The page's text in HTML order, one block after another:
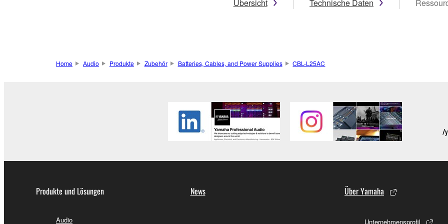
Übersicht Technische Daten
Home Audio Produkte Zubehör Batteries, Cables, and Power Supplies CBL-L25AC
Produkte und Lösungen
Audio
News Über Yamaha
Unternehmensprofil